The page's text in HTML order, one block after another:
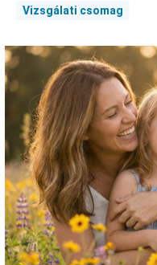
Vizsgálati csomag
Current
Stock: